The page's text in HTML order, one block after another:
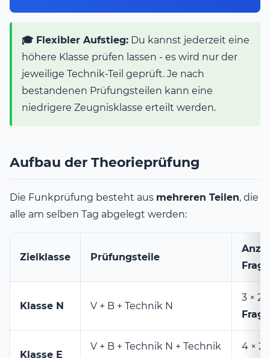
🎓 Flexibler Aufstieg: Du kannst jederzeit eine
höhere Klasse prüfen lassen - es wird nur der
jeweilige Technik-Teil geprüft. Je nach
bestandenen Prüfungsteilen kann eine
niedrigere Zeugnisklasse erteilt werden.
Aufbau der Theorieprüfung
Die Funkprüfung besteht aus mehreren Teilen, die
alle am selben Tag abgelegt werden:
Zielklasse Prüfungsteile
Klasse N V + B + Technik N
3 ×
Klasse E
V + B + Technik N + Technik
4 ×